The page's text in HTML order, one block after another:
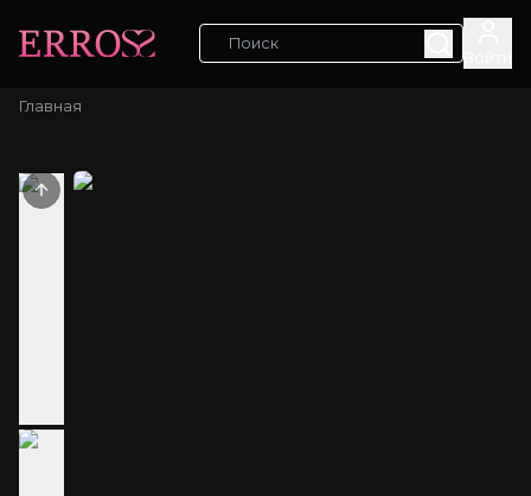
Главная
Previous slide